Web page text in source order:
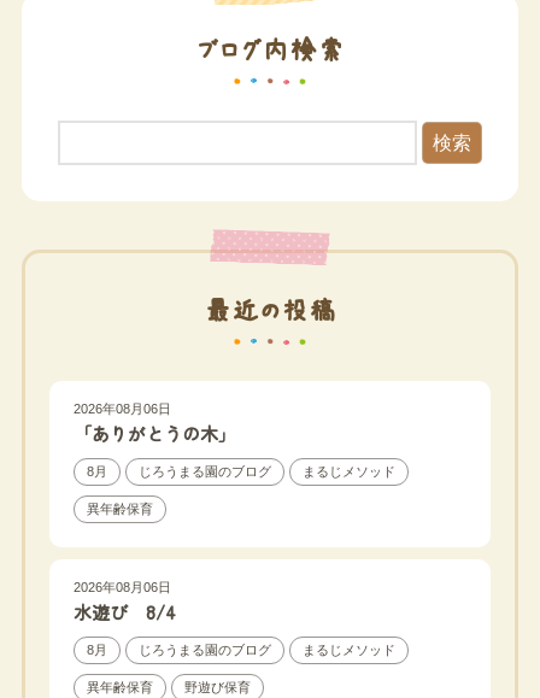
ブログ内検索
検索
最近の投稿
2026年08月06日
「ありがとうの木」
8月 じろうまる園のブログ まるじメソッド
異年齢保育
2026年08月06日
水遊び 8/4
8月 じろうまる園のブログ まるじメソッド
異年齢保育 野遊び保育